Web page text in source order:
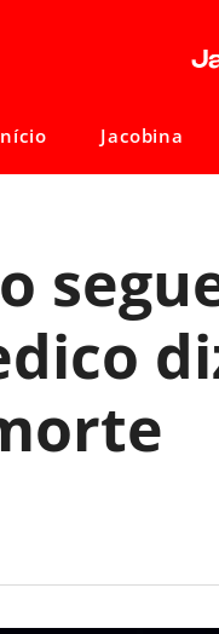
Jacobina